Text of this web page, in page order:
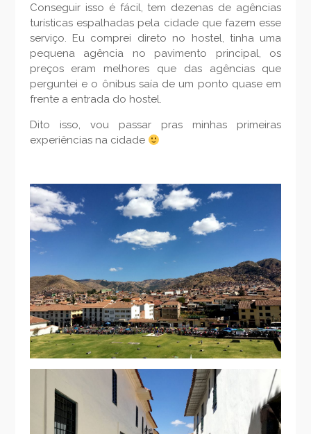
Conseguir isso é fácil, tem dezenas de agências
turísticas espalhadas pela cidade que fazem esse
serviço. Eu comprei direto no hostel, tinha uma
pequena agência no pavimento principal, os
preços eram melhores que das agências que
perguntei e o ônibus saía de um ponto quase em
frente a entrada do hostel.
Dito isso, vou passar pras minhas primeiras
experiências na cidade